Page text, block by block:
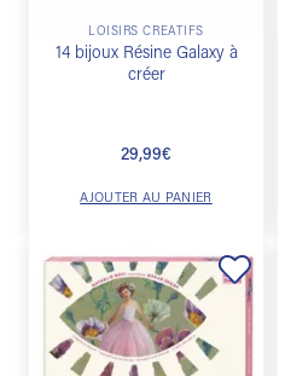
LOISIRS CRÉATIFS
14 bijoux Résine Galaxy à
créer
29,99€
AJOUTER AU PANIER
Ajouter
souhaits